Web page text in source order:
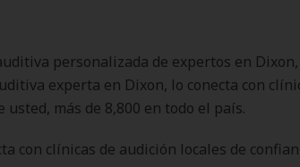
personalizada de expertos en
experta en Dixon, lo conecta con
usted, más de 8,800 en todo el país.
con clínicas de audición locales de